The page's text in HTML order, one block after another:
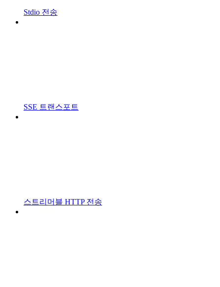
Stdio 전송
SSE 트랜스포트
스트리머블 HTTP 전송